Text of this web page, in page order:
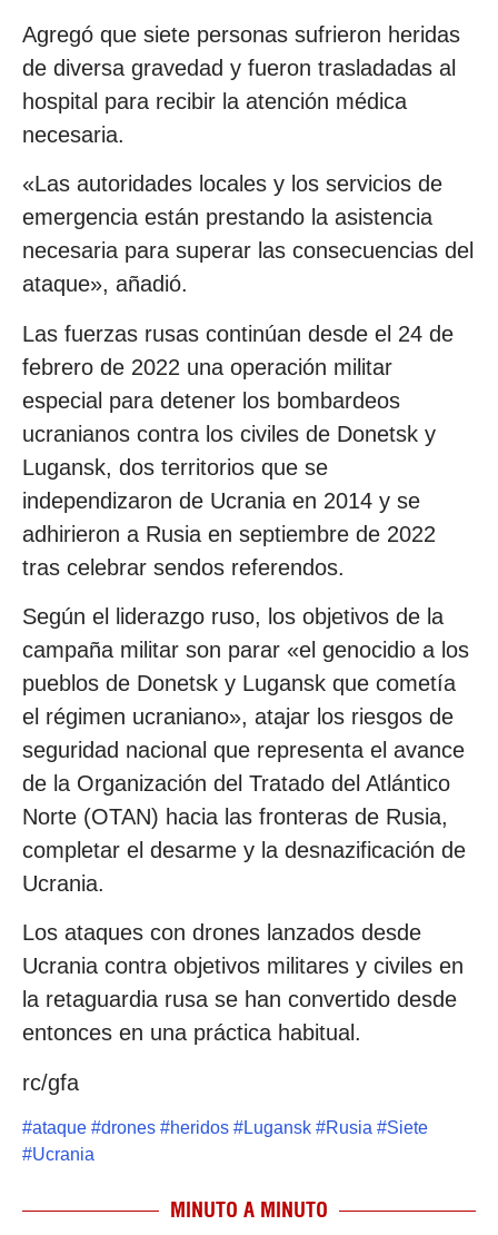
Agregó que siete personas sufrieron heridas
de diversa gravedad y fueron trasladadas al
hospital para recibir la atención médica
necesaria.
«Las autoridades locales y los servicios de
emergencia están prestando la asistencia
necesaria para superar las consecuencias del
ataque», añadió.
Las fuerzas rusas continúan desde el 24 de
febrero de 2022 una operación militar
especial para detener los bombardeos
ucranianos contra los civiles de Donetsk y
Lugansk, dos territorios que se
independizaron de Ucrania en 2014 y se
adhirieron a Rusia en septiembre de 2022
tras celebrar sendos referendos.
Según el liderazgo ruso, los objetivos de la
campaña militar son parar «el genocidio a los
pueblos de Donetsk y Lugansk que cometía
el régimen ucraniano», atajar los riesgos de
seguridad nacional que representa el avance
de la Organización del Tratado del Atlántico
Norte (OTAN) hacia las fronteras de Rusia,
completar el desarme y la desnazificación de
Ucrania.
Los ataques con drones lanzados desde
Ucrania contra objetivos militares y civiles en
la retaguardia rusa se han convertido desde
entonces en una práctica habitual.
rc/gfa
#ataque #drones #heridos #Lugansk #Rusia #Siete
#Ucrania
MINUTO A MINUTO